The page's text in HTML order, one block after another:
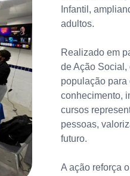
Infantil,
adultos.
Realizado em
de Ação Social,
população para
conhecimento,
cursos
pessoas,
futuro.
A ação reforça